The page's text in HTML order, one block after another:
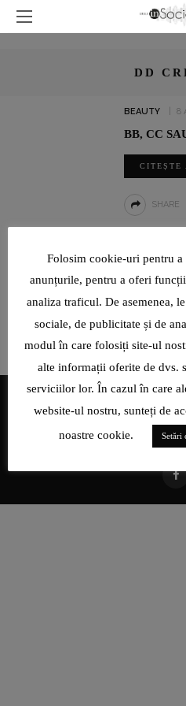
DD
BEAUTY 8
BB, CC
CITEȘTE
SHARE
UN INTERVIU RAR CU LUMINIȚA
AU FORȚAT-O SĂ DEVINĂ
Folosim cookie-uri pentru
anunțurile, pentru a oferi
analiza traficul. De asemenea,
sociale, de publicitate și de
modul în care folosiți site-ul
alte informații oferite de dvs.
serviciilor lor. În cazul în care
website-ul nostru, sunteți de
noastre cookie.
Setări